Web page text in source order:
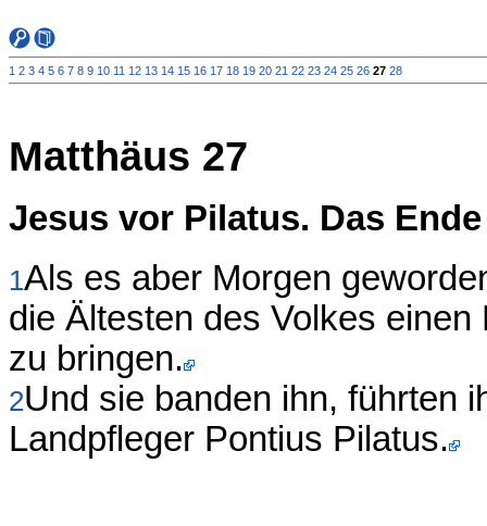
1 2 3 4 5 6 7 8 9 10 11 12 13 14 15 16 17 18 19 20 21 22 23 24 25 26 27 28
Matthäus 27
Jesus vor Pilatus. Das
1Als es aber Morgen
die Ältesten des Volkes
zu bringen.
2Und sie banden ihn, führten
Landpfleger Pontius Pilatus.